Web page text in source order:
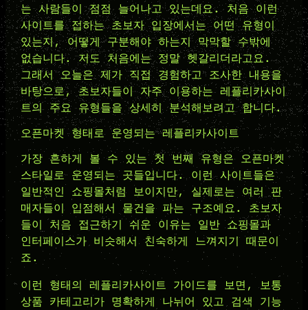
는 사람들이 점점 늘어나고 있는데요. 처음 이런
사이트를 접하는 초보자 입장에서는 어떤 유형이
있는지, 어떻게 구분해야 하는지 막막할 수밖에
없습니다. 저도 처음에는 정말 헷갈리더라고요.
그래서 오늘은 제가 직접 경험하고 조사한 내용을
바탕으로, 초보자들이 자주 이용하는 레플리카사이
트의 주요 유형들을 상세히 분석해보려고 합니다.
오픈마켓 형태로 운영되는 레플리카사이트
가장 흔하게 볼 수 있는 첫 번째 유형은 오픈마켓
스타일로 운영되는 곳들입니다. 이런 사이트들은
일반적인 쇼핑몰처럼 보이지만, 실제로는 여러 판
매자들이 입점해서 물건을 파는 구조예요. 초보자
들이 처음 접근하기 쉬운 이유는 일반 쇼핑몰과
인터페이스가 비슷해서 친숙하게 느껴지기 때문이
죠.
이런 형태의 레플리카사이트 가이드를 보면, 보통
상품 카테고리가 명확하게 나뉘어 있고 검색 기능